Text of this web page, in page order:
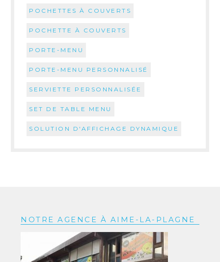
POCHETTES À COUVERTS
POCHETTE À COUVERTS
PORTE-MENU
PORTE-MENU PERSONNALISÉ
SERVIETTE PERSONNALISÉE
SET DE TABLE MENU
SOLUTION D'AFFICHAGE DYNAMIQUE
NOTRE AGENCE À AIME-LA-PLAGNE